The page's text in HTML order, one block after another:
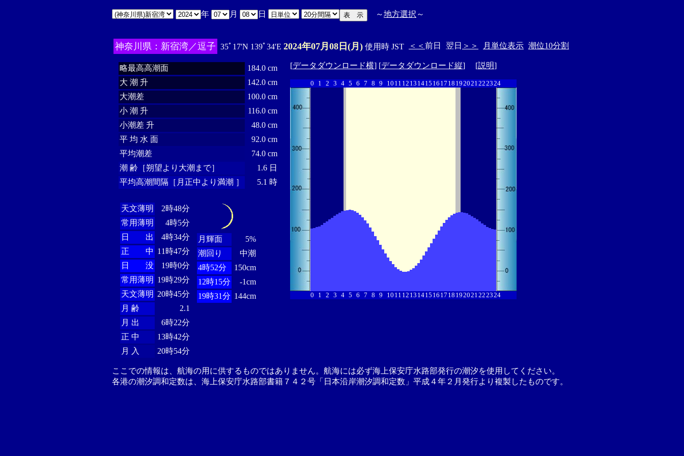
年 月 日 ～地方選択 ～
神奈川県：新宿湾／逗子 35ﾟ17'N 139ﾟ34'E 2024年07月08日(月) 使用時 JST ＜＜ 前日 翌日 ＞＞ 月単位表示 潮位10分割
略最高高潮面
184.0 cm
大 潮 升
142.0 cm
大潮差
100.0 cm
小 潮 升
116.0 cm
小潮差 升
48.0 cm
平 均 水 面
92.0 cm
平均潮差
74.0 cm
潮 齢［朔望より大潮まで］
1.6 日
平均高潮間隔［月正中より満潮 ］
5.1 時
天文薄明
2時48分
常用薄明
4時5分
日 出
4時34分
正 中 11時47分
日 没
19時0分
常用薄明 19時29分
天文薄明 20時45分
月 齢
2.1
月 出
6時22分
正 中
13時42分
月 入
20時54分
月輝面
5%
潮回り
中潮
4時52分
150cm
12時15分
-1cm
19時31分 144cm
[データダウンロード横] [データダウンロード縦] [説明]
0 1 2 3 4 5 6 7 8 9 10 11 12 13 1415 16 17 18 192021222324
0 1 2 3 4 5 6 7 8 9 10 11 12 13 1415 16 17 18 192021222324
ここでの情報は、航海の用に供するものではありません。航海には必ず海上保安庁水路部発行の潮汐を使用してください。
各港の潮汐調和定数は、海上保安庁水路部書籍７４２号「日本沿岸潮汐調和定数」平成４年２月発行より複製したものです。